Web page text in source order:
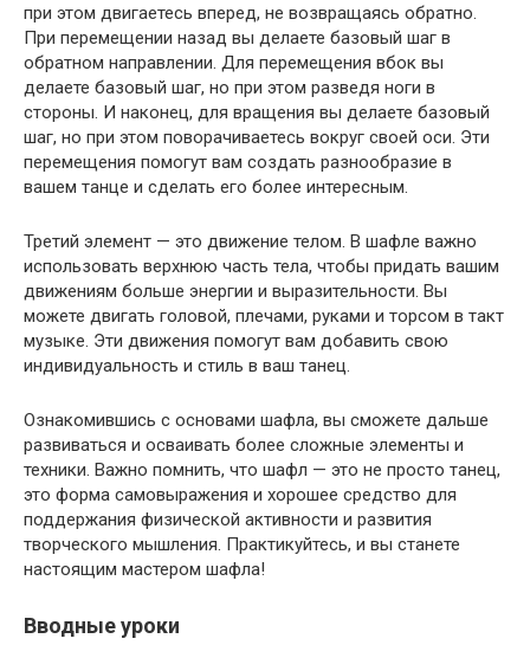
при этом двигаетесь вперед, не возвращаясь обратно.
При перемещении назад вы делаете базовый шаг в
обратном направлении. Для перемещения вбок вы
делаете базовый шаг, но при этом разведя ноги в
стороны. И наконец, для вращения вы делаете базовый
шаг, но при этом поворачиваетесь вокруг своей оси. Эти
перемещения помогут вам создать разнообразие в
вашем танце и сделать его более интересным.
Третий элемент — это движение телом. В шафле важно
использовать верхнюю часть тела, чтобы придать вашим
движениям больше энергии и выразительности. Вы
можете двигать головой, плечами, руками и торсом в такт
музыке. Эти движения помогут вам добавить свою
индивидуальность и стиль в ваш танец.
Ознакомившись с основами шафла, вы сможете дальше
развиваться и осваивать более сложные элементы и
техники. Важно помнить, что шафл — это не просто танец,
это форма самовыражения и хорошее средство для
поддержания физической активности и развития
творческого мышления. Практикуйтесь, и вы станете
настоящим мастером шафла!
Вводные уроки